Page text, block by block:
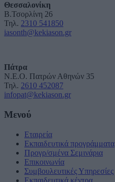
Θεσσαλονίκη
Β.Τσορλίνη 26
Τηλ. 2310 541850
iasonth@kekiason.gr
Πάτρα
Ν.Ε.Ο. Πατρών Αθηνών 35
Τηλ. 2610 452087
infopat@kekiason.gr
Μενού
Εταιρεία
Εκπαιδευτικά προγράμματα
Προγρ/σμένα Σεμινάρια
Επικοινωνία
Συμβουλευτικές Υπηρεσίες
Εκπαιδευτικά κέντρα